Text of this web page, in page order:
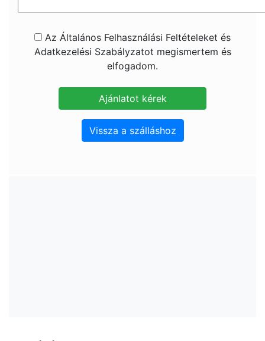
Az Általános Felhasználási Feltételeket és
Adatkezelési Szabályzatot megismertem és
elfogadom.
Vissza a szálláshoz